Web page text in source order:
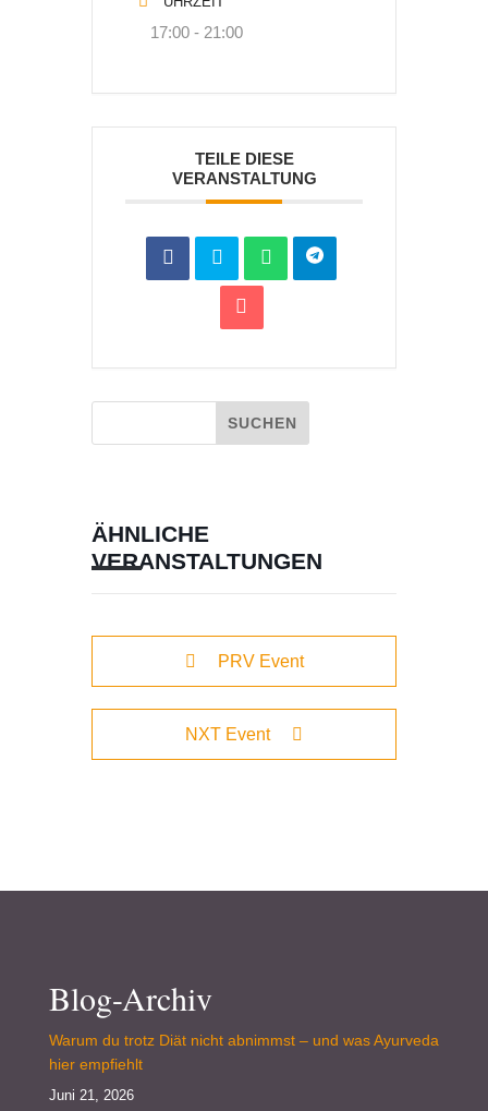
17:00 - 21:00
TEILE DIESE
VERANSTALTUNG
ÄHNLICHE
VERANSTALTUNGEN
PRV Event
NXT Event
Blog-Archiv
Warum du trotz Diät nicht abnimmst – und was Ayurveda
hier empfiehlt
Juni 21, 2026